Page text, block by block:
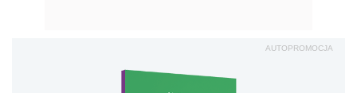
AUTOPROMOCJA